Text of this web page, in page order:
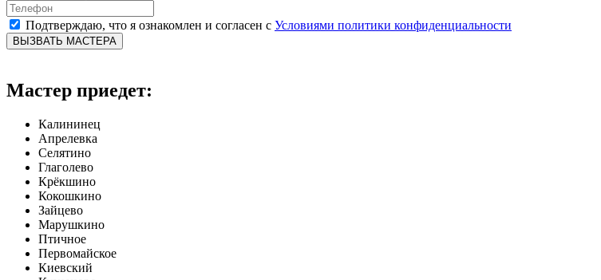
Подтверждаю, что я ознакомлен и согласен с Условиями политики конфиденциальности
ВЫЗВАТЬ МАСТЕРА
Мастер приедет:
Калининец
Апрелевка
Селятино
Глаголево
Крёкшино
Кокошкино
Зайцево
Марушкино
Птичное
Первомайское
Киевский